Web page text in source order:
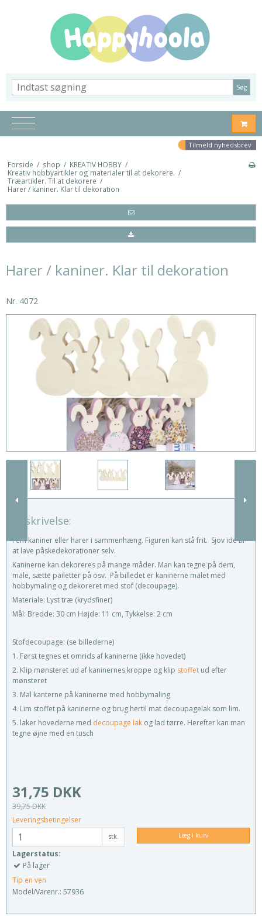
Søg
Tilmeld nyhedsbrev
Forside / shop / KREATIV HOBBY /
Kreativ hobbyartikler og materialer til at dekorere. /
Træartikler. Til at dekorere /
Harer / kaniner. Klar til dekoration
Harer / kaniner. Klar til dekoration
Nr. 4072
Beskrivelse:
Fem kaniner eller harer i sammenhæng. Figuren kan stå frit. Sjov idé til
at lave påskedekorationer selv.
Kaninerne kan dekoreres på mange måder. Man kan tegne på dem,
male, sætte pailetter på osv. På billedet er kaninerne malet med
hobbymaling og dekoreret med stof (decoupage).
Materiale: Lyst træ (krydsfiner)
Mål: Bredde: 30 cm Højde: 11 cm, Tykkelse: 2 cm
Stofdecoupage: (se billederne)
1. Først tegnes et omrids af kaninerne (ikke hovedet)
2. Klip mønsteret ud af kaninernes kroppe og klip stoffet ud efter
mønsteret
3. Mal kanterne på kaninerne med hobbymaling
4. Lim stoffet på kaninerne og brug hertil mat decoupagelak som lim.
5. laker hovederne med decoupage lak og lad tørre. Herefter kan man
tegne øjne med en tusch
31,75 DKK
39,75 DKK
Leveringsbetingelser
stk. Læg i kurv
Lagerstatus:
På lager
Tip en ven
Model/Varenr.: 57936